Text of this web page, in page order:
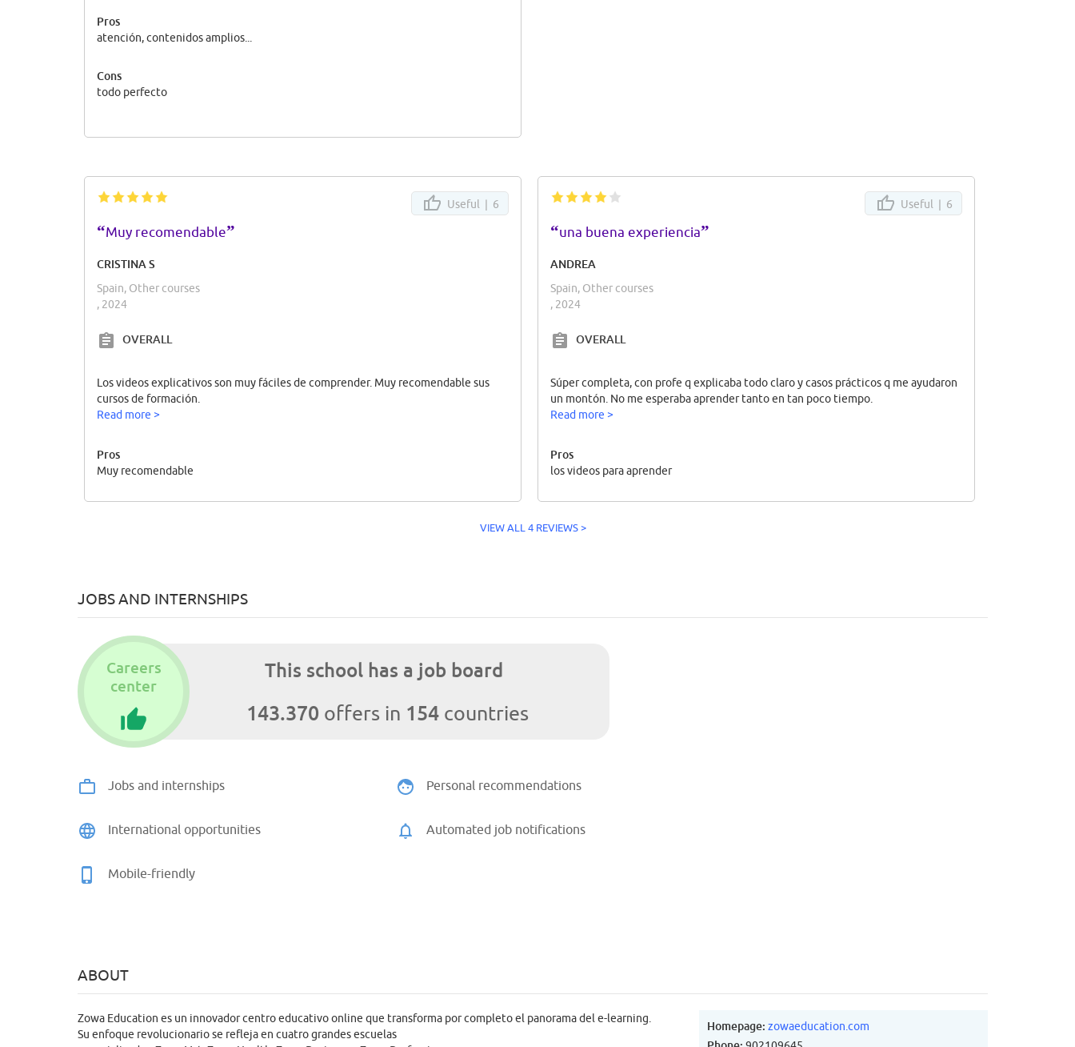
Pros
atención, contenidos amplios...
Cons
todo perfecto
Useful | 6
“Muy recomendable”
CRISTINA S
Spain, Other courses
, 2024
OVERALL
Los videos explicativos son muy fáciles de comprender. Muy recomendable sus
cursos de formación.
Read more >
Pros
Muy recomendable
Useful | 6
“una buena experiencia”
ANDREA
Spain, Other courses
, 2024
OVERALL
Súper completa, con profe q explicaba todo claro y casos prácticos q me ayudaron
un montón. No me esperaba aprender tanto en tan poco tiempo.
Read more >
Pros
los videos para aprender
VIEW ALL 4 REVIEWS >
JOBS AND INTERNSHIPS
This school has a job board
143.370 offers in 154 countries
Careers
center
Jobs and internships Personal recommendations
International opportunities Automated job notifications
Mobile-friendly
ABOUT
Zowa Education es un innovador centro educativo online que transforma por completo el panorama del e-learning.
Su enfoque revolucionario se refleja en cuatro grandes escuelas
Homepage: zowaeducation.com